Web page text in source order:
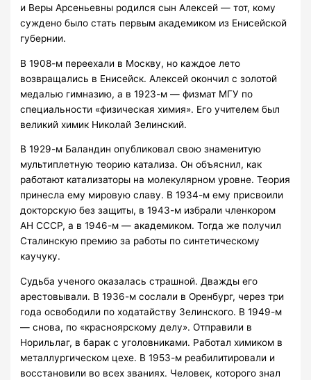
и Веры Арсеньевны родился сын Алексей — тот, кому
суждено было стать первым академиком из Енисейской
губернии.
В 1908-м переехали в Москву, но каждое лето
возвращались в Енисейск. Алексей окончил с золотой
медалью гимназию, а в 1923-м — физмат МГУ по
специальности «физическая химия». Его учителем был
великий химик Николай Зелинский.
В 1929-м Баландин опубликовал свою знаменитую
мультиплетную теорию катализа. Он объяснил, как
работают катализаторы на молекулярном уровне. Теория
принесла ему мировую славу. В 1934-м ему присвоили
докторскую без защиты, в 1943-м избрали членкором
АН СССР, а в 1946-м — академиком. Тогда же получил
Сталинскую премию за работы по синтетическому
каучуку.
Судьба ученого оказалась страшной. Дважды его
арестовывали. В 1936-м сослали в Оренбург, через три
года освободили по ходатайству Зелинского. В 1949-м
— снова, по «красноярскому делу». Отправили в
Норильлаг, в барак с уголовниками. Работал химиком в
металлургическом цехе. В 1953-м реабилитировали и
восстановили во всех званиях. Человек, которого знал